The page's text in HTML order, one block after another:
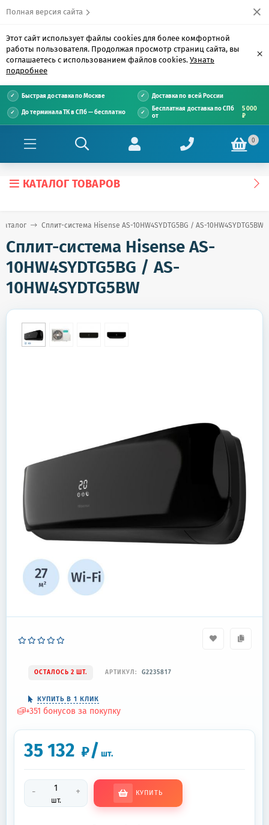
Полная версия сайта
Этот сайт использует файлы cookies для более комфортной
работы пользователя. Продолжая просмотр страниц сайта, вы
соглашаетесь с использованием файлов cookies. Узнать
подробнее
×
Быстрая доставка по Москве Доставка по всей России
До терминала ТК в СПб — бесплатно
Бесплатная доставка по СПб
от
5 000
₽
0
КАТАЛОГ ТОВАРОВ
Каталог Сплит-система Hisense AS-10HW4SYDTG5BG / AS-10HW4SYDTG5BW
Сплит-система Hisense AS-
10HW4SYDTG5BG / AS-
10HW4SYDTG5BW
ОСТАЛОСЬ 2 ШТ. АРТИКУЛ: G2235817
КУПИТЬ В 1 КЛИК
+351 бонусов за покупку
35 132 ₽/ шт.
-
шт.
+ КУПИТЬ